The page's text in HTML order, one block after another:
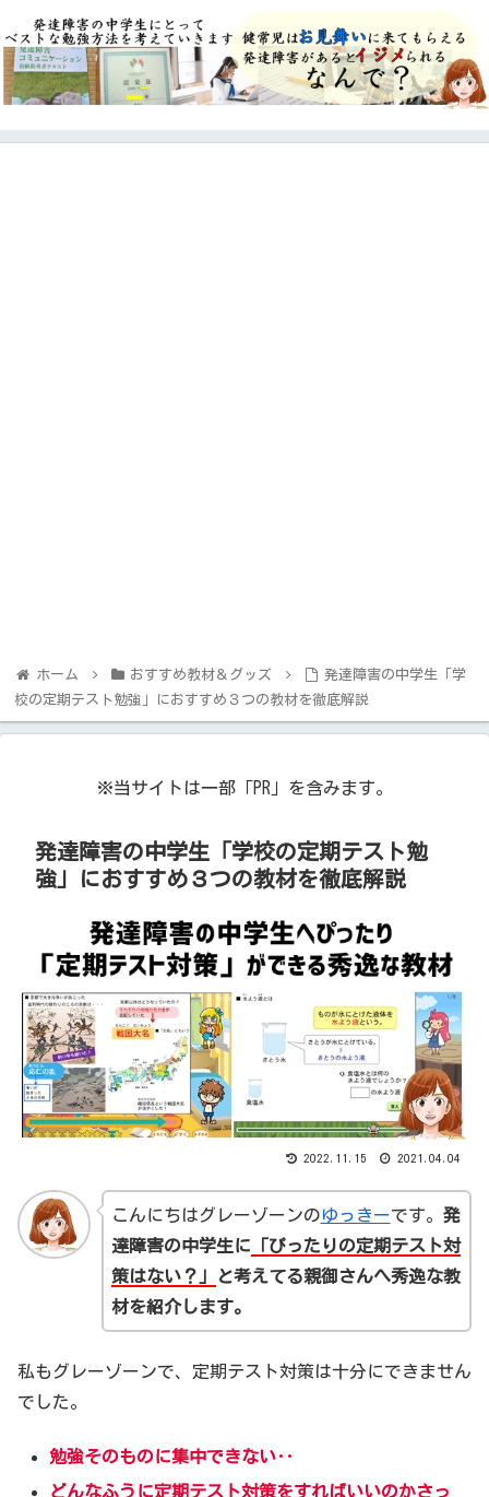
ホーム おすすめ教材＆グッズ
発達障害の中学生「学
校の定期テスト勉強」におすすめ３つの教材を徹底解説
※当サイトは一部「PR」を含みます。
発達障害の中学生「学校の定期テスト勉
強」におすすめ３つの教材を徹底解説
2022.11.15 2021.04.04
こんにちはグレーゾーンのゆっきーです。 発
達障害の中学生に 「ぴったりの定期テスト対
策はない？」
と考えてる親御さんへ秀逸な教
材を紹介します。
私もグレーゾーンで、定期テスト対策は十分にできません
でした。
勉強そのものに集中できない‥
どんなふうに定期テスト対策をすればいいのかさっ